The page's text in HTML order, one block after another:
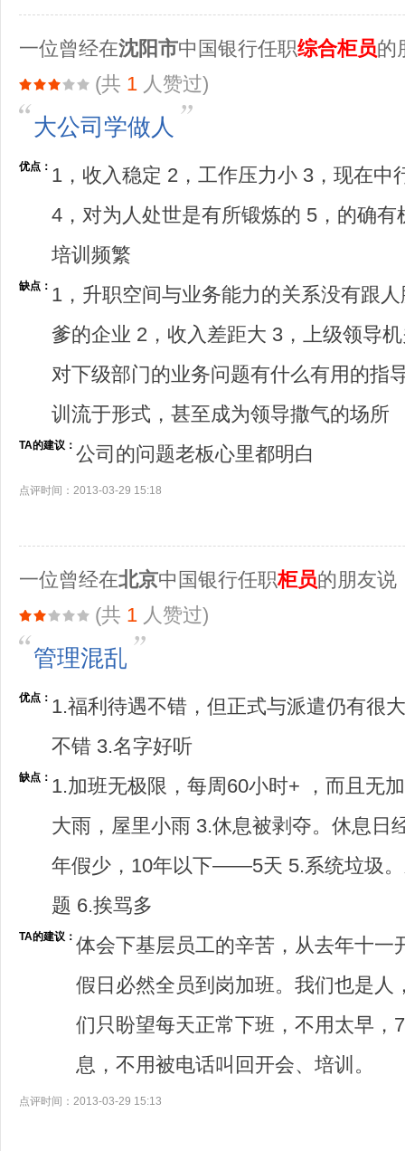
一位曾经在沈阳市中国银行任职综合柜员的
(共 1 人赞过)
大公司学做人
优点： 1，收入稳定 2，工作压力小 3，现在中
4，对为人处世是有所锻炼的 5，的确有
培训频繁
缺点： 1，升职空间与业务能力的关系没有跟
爹的企业 2，收入差距大 3，上级领导
对下级部门的业务问题有什么有用的指
训流于形式，甚至成为领导撒气的场所
TA的建议： 公司的问题老板心里都明白
点评时间：2013-03-29 15:18
一位曾经在北京中国银行任职柜员的朋友说
(共 1 人赞过)
管理混乱
优点： 1.福利待遇不错，但正式与派遣仍有很
不错 3.名字好听
缺点： 1.加班无极限，每周60小时+ ，而且无
大雨，屋里小雨 3.休息被剥夺。休息日
年假少，10年以下——5天 5.系统垃圾
题 6.挨骂多
TA的建议： 体会下基层员工的辛苦，从去年十一
假日必然全员到岗加班。我们也是人
们只盼望每天正常下班，不用太早，
息，不用被电话叫回开会、培训。
点评时间：2013-03-29 15:13